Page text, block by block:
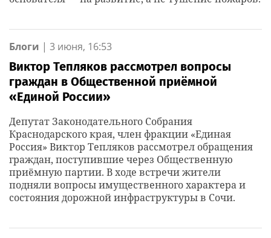
Блоги | 3 июня, 16:53
Виктор Тепляков рассмотрел вопросы
граждан в Общественной приёмной
«Единой России»
Депутат Законодательного Собрания
Краснодарского края, член фракции «Единая
Россия» Виктор Тепляков рассмотрел обращения
граждан, поступившие через Общественную
приёмную партии. В ходе встречи жители
подняли вопросы имущественного характера и
состояния дорожной инфраструктуры в Сочи.